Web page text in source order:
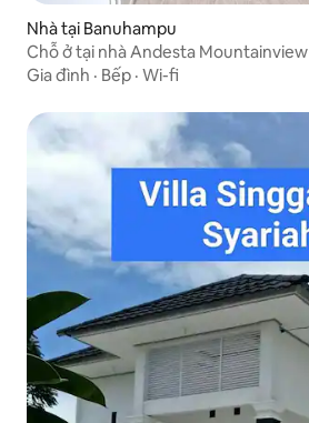
Nhà tại Banuhampu
Chỗ ở tại nhà Andesta Mountainview
Gia đình · Bếp · Wi-fi